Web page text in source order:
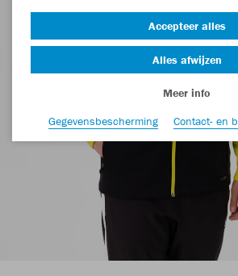
Accepteer alles
Alles afwijzen
Meer info
Gegevensbescherming
Contact- en